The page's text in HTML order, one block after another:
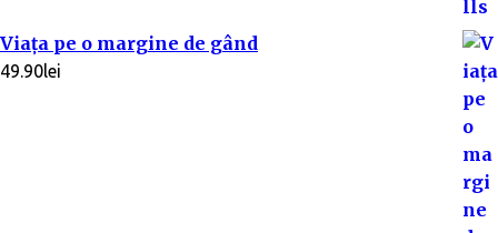
Viața pe o margine de gând
49.90lei